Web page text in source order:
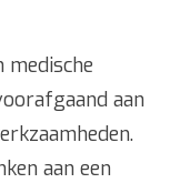
medische
aan
aan een